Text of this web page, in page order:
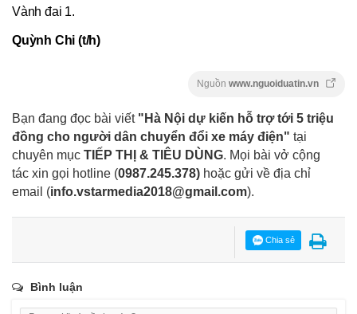
Vành đai 1.
Quỳnh Chi (t/h)
Nguồn www.nguoiduatin.vn
Bạn đang đọc bài viết "Hà Nội dự kiến hỗ trợ tới 5 triệu
đồng cho người dân chuyển đổi xe máy điện" tại
chuyên mục TIẾP THỊ & TIÊU DÙNG. Mọi bài vở cộng
tác xin gọi hotline (0987.245.378) hoặc gửi về địa chỉ
email (info.vstarmedia2018@gmail.com).
Chia sẻ
Bình luận